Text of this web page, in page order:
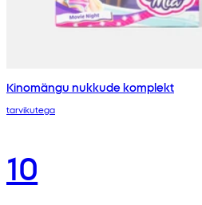
Kinomängu nukkude komplekt
tarvikutega
10